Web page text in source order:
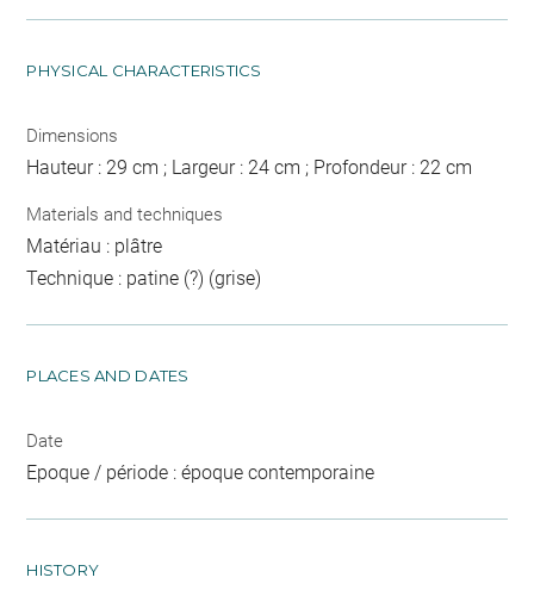
PHYSICAL CHARACTERISTICS
Dimensions
Hauteur : 29 cm ; Largeur : 24 cm ; Profondeur : 22 cm
Materials and techniques
Matériau : plâtre
Technique : patine (?) (grise)
PLACES AND DATES
Date
Epoque / période : époque contemporaine
HISTORY